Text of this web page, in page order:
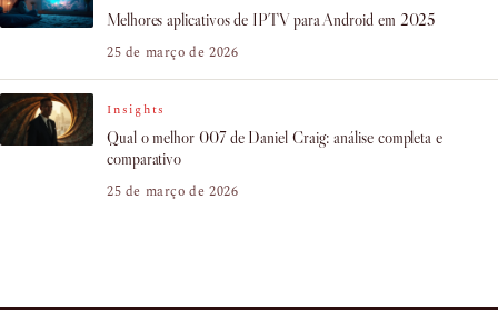
Melhores aplicativos de IPTV para Android em 2025
25 de março de 2026
Insights
Qual o melhor 007 de Daniel Craig: análise completa e
comparativo
25 de março de 2026